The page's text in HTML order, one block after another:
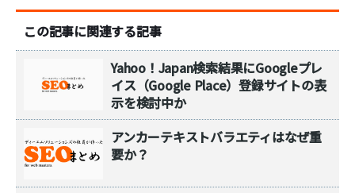
この記事に関連する記事
Yahoo！Japan検索結果にGoogleプレ
イス（Google Place）登録サイトの表
示を検討中か
アンカーテキストバラエティはなぜ重
要か？